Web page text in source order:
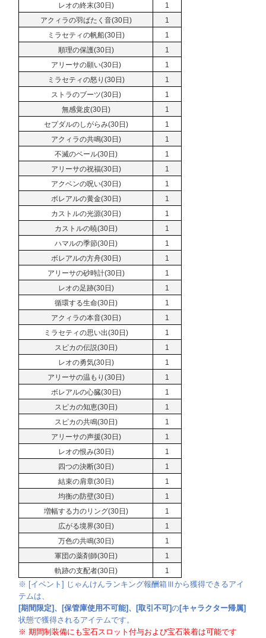
レオの終末(30日)
1
アクィラの羽ばたく音(30日)
1
ミラセティの帆船(30日)
1
順理の保護(30日)
1
アリーサの願い(30日)
1
ミラセティの怒り(30日)
1
ストラのブーツ(30日)
1
無感覚皮(30日)
1
セプダルのしがらみ(30日)
1
アクィラの共鳴(30日)
1
不滅のベール(30日)
1
アリーサの祝福(30日)
1
アクベンの呪い(30日)
1
ボレアルの黄金(30日)
1
カストルの光源(30日)
1
カストルの暁(30日)
1
ハマルの季節(30日)
1
ボレアルの方舟(30日)
1
アリーサの砂時計(30日)
1
レオの足跡(30日)
1
循環する生命(30日)
1
アクィラの本音(30日)
1
ミラセティの思い出(30日)
1
スピカの伝説(30日)
1
レオの勇気(30日)
1
アリーサの温もり(30日)
1
ボレアルの心臓(30日)
1
スピカの知恵(30日)
1
スピカの共鳴(30日)
1
アリーサの声援(30日)
1
レオの恨み(30日)
1
四つの決断(30日)
1
結束の肩章(30日)
1
均衡の防壁(30日)
1
増幅する力のリング(30日)
1
広がる境界(30日)
1
万色の共鳴(30日)
1
軍団の薬剤師(30日)
1
軌跡の支配者(30日)
1
※ [イベント] じゃんけんランキング報酬箱Ⅲから獲得できるアイ
テムは、
[期間限定]、[保管庫使用不可能]、[取引不可]の[キャラクター帰属]
状態で獲得されるアイテムです。
※ 期間制装備にも宝石スロット付与および宝石装着は可能です